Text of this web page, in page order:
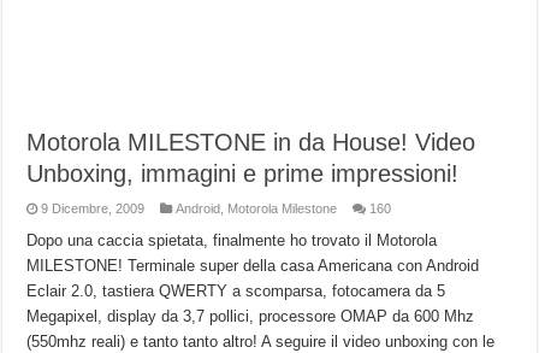
Motorola MILESTONE in da House! Video
Unboxing, immagini e prime impressioni!
9 Dicembre, 2009 Android Motorola Milestone 160
Dopo una caccia spietata, finalmente ho trovato il Motorola
MILESTONE! Terminale super della casa Americana con Android
Eclair 2.0, tastiera QWERTY a scomparsa, fotocamera da 5
Megapixel, display da 3,7 pollici, processore OMAP da 600 Mhz
(550mhz reali) e tanto tanto altro! A seguire il video unboxing con le